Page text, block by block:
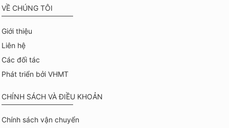
VỀ CHÚNG TÔI
Giới thiệu
Liên hệ
Các đối tác
Phát triển bởi VHMT
CHÍNH SÁCH VÀ ĐIỀU KHOẢN
Chính sách vận chuyển